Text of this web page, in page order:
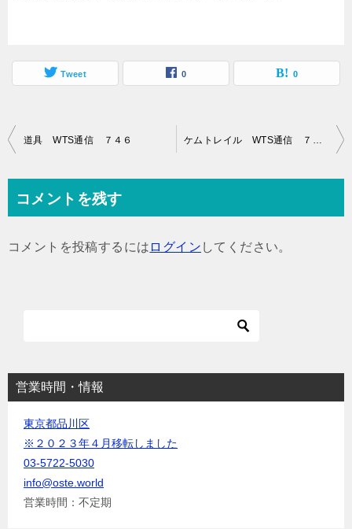
Tweet 0 0
投
ビ
道具 WTS通信 ７４６ ケムトレイル WTS通信 ７４８
コメントを残す
コメントを投稿するには ログイン してください。
営業時間・情報
東京都品川区
※２０２３年４月移転しました
03-5722-5030
info@oste.world
営業時間：不定期